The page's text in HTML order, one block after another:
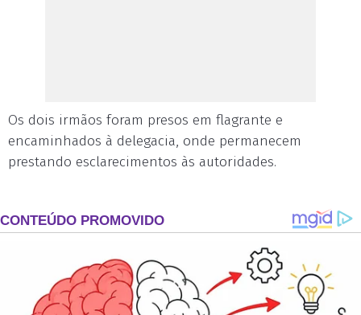
Os dois irmãos foram presos em flagrante e
encaminhados à delegacia, onde permanecem
prestando esclarecimentos às autoridades.